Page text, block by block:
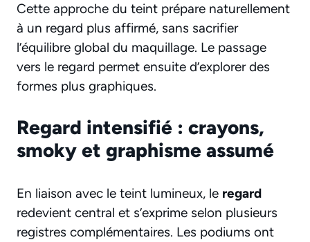
Cette approche du teint prépare naturellement
à un regard plus affirmé, sans sacrifier
l’équilibre global du maquillage. Le passage
vers le regard permet ensuite d’explorer des
formes plus graphiques.
Regard intensifié : crayons,
smoky et graphisme assumé
En liaison avec le teint lumineux, le regard
redevient central et s’exprime selon plusieurs
registres complémentaires. Les podiums ont